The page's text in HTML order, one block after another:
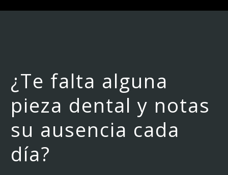
¿Te falta alguna
pieza dental y notas
su ausencia cada
día?